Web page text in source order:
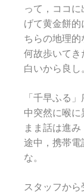
って，ココ
げて黄金餅的
ちらの地理的
何故歩いてき
白いから良し
「千早ふる
中突然に喉に
まま話は進み
途中，携帯電
な。
スタッフか